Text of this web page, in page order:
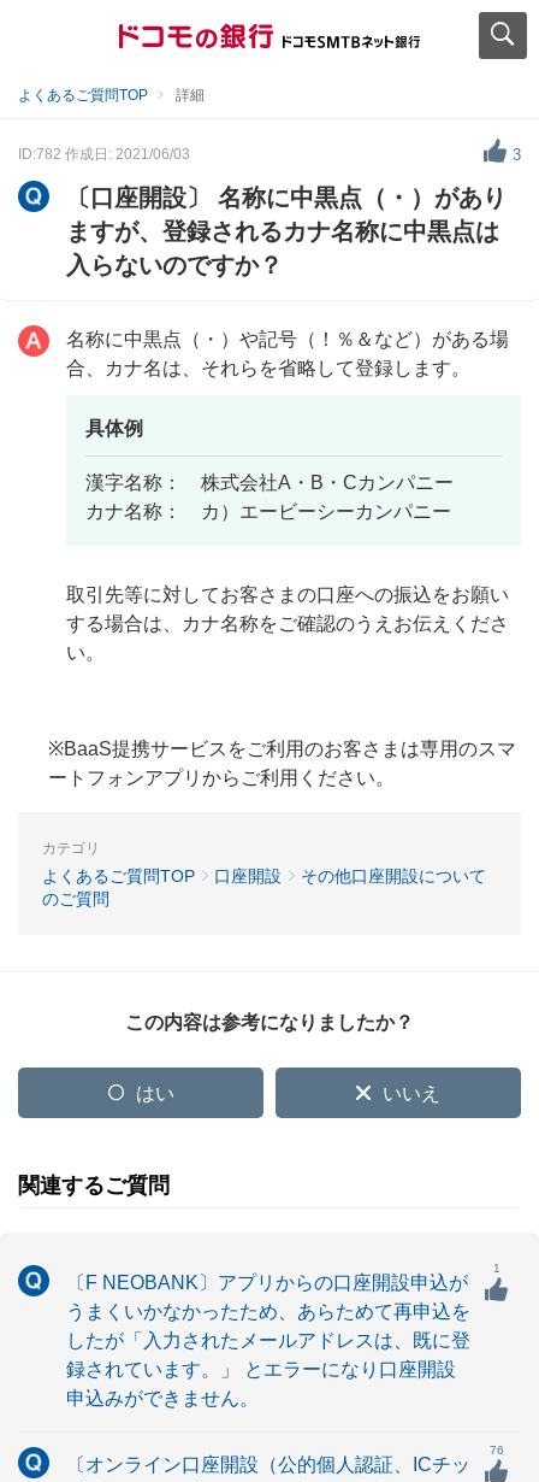
よくあるご質問TOP 詳細
ID:782 作成日: 2021/06/03 3
〔口座開設〕 名称に中黒点（・）があり
ますが、登録されるカナ名称に中黒点は
入らないのですか？
名称に中黒点（・）や記号（！％＆など）がある場
合、カナ名は、それらを省略して登録します。
具体例
漢字名称： 株式会社A・B・Cカンパニー
カナ名称： カ）エービーシーカンパニー
取引先等に対してお客さまの口座への振込をお願い
する場合は、カナ名称をご確認のうえお伝えくださ
い。
※BaaS提携サービスをご利用のお客さまは専用のスマ
ートフォンアプリからご利用ください。
カテゴリ
よくあるご質問TOP 口座開設
その他口座開設について
のご質問
この内容は参考になりましたか？
はい いいえ
関連するご質問
〔F NEOBANK〕アプリからの口座開設申込が
うまくいかなかったため、あらためて再申込を
したが「入力されたメールアドレスは、既に登
録されています。」 とエラーになり口座開設
申込みができません。
1
〔オンライン口座開設（公的個人認証、ICチッ
76